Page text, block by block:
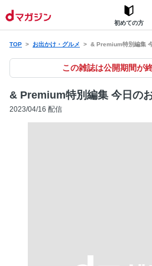
初めての方
TOP お出かけ・グルメ & Premium特別編集
この雑誌は公開期間が
& Premium特別編集 今日のお
2023/04/16 配信